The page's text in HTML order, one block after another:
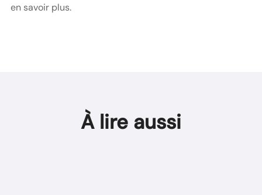
en savoir plus.
À lire aussi